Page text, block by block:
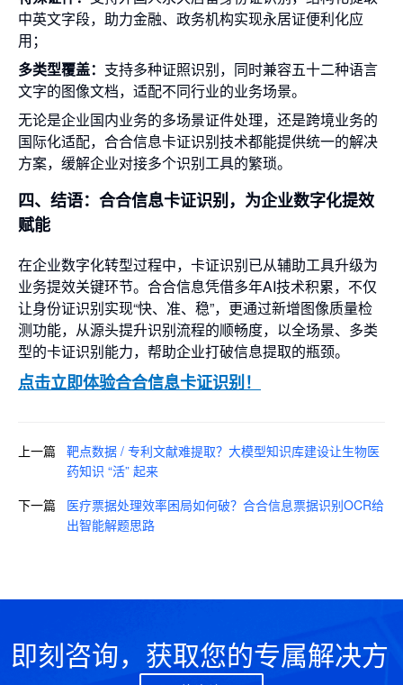
中英文字段，助力金融、政务机构实现永居证便利化应
用；
多类型覆盖： 支持多种证照识别，同时兼容五十二种语言
文字的图像文档，适配不同行业的业务场景。
无论是企业国内业务的多场景证件处理，还是跨境业务的
国际化适配，合合信息卡证识别技术都能提供统一的解决
方案，缓解企业对接多个识别工具的繁琐。
四、结语：合合信息卡证识别，为企业数字化提效
赋能
在企业数字化转型过程中，卡证识别已从辅助工具升级为
业务提效关键环节。合合信息凭借多年AI技术积累，不仅
让身份证识别实现“快、准、稳”，更通过新增图像质量检
测功能，从源头提升识别流程的顺畅度，以全场景、多类
型的卡证识别能力，帮助企业打破信息提取的瓶颈。
点击立即体验合合信息卡证识别！
上一篇 靶点数据 / 专利文献难提取？大模型知识库建设让生物医
药知识 “活” 起来
下一篇
医疗票据处理效率困局如何破？合合信息票据识别OCR给
出智能解题思路
即刻咨询，获取您的专属解决方